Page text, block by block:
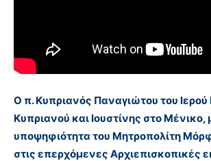
Ο π. Κυπριανός Παναγιώτου του
Κυπριανού και Ιουστίνης στο Μένικο,
υποψηφιότητα του Μητροπολίτη
στις επερχόμενες Αρχιεπισκοπικές